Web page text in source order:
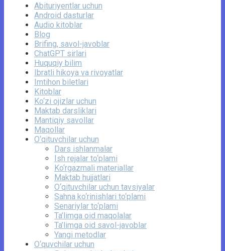
Abituriyentlar uchun
Android dasturlar
Audio kitoblar
Blog
Brifing, savol-javoblar
ChatGPT sirlari
Huquqiy bilim
Ibratli hikoya va rivoyatlar
Imtihon biletlari
Kitoblar
Ko‘zi ojizlar uchun
Maktab darsliklari
Mantiqiy savollar
Maqollar
O‘qituvchilar uchun
Dars ishlanmalar
Ish rejalar to‘plami
Ko‘rgazmali materiallar
Maktab hujjatlari
O‘qituvchilar uchun tavsiyalar
Sahna ko‘rinishlari to‘plami
Senariylar to‘plami
Ta’limga oid maqolalar
Ta’limga oid savol-javoblar
Yangi metodlar
O‘quvchilar uchun